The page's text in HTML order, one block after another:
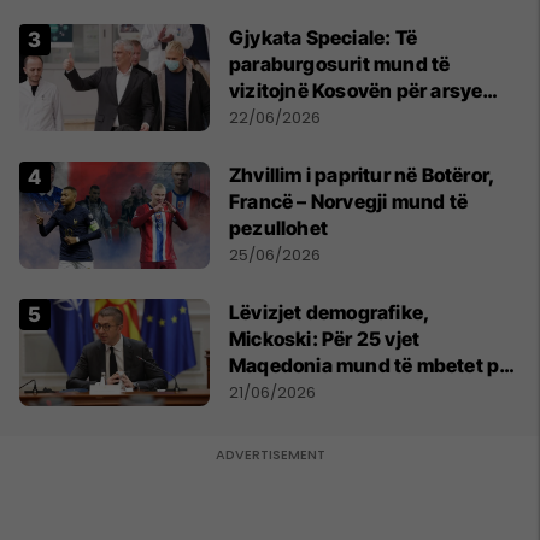
​Gjykata Speciale: Të
paraburgosurit mund të
vizitojnë Kosovën për arsye
humanitare
22/06/2026
Zhvillim i papritur në Botëror,
Francë – Norvegji mund të
pezullohet
25/06/2026
Lëvizjet demografike,
Mickoski: Për 25 vjet
Maqedonia mund të mbetet pa
150 mijë deri në 250 mijë
21/06/2026